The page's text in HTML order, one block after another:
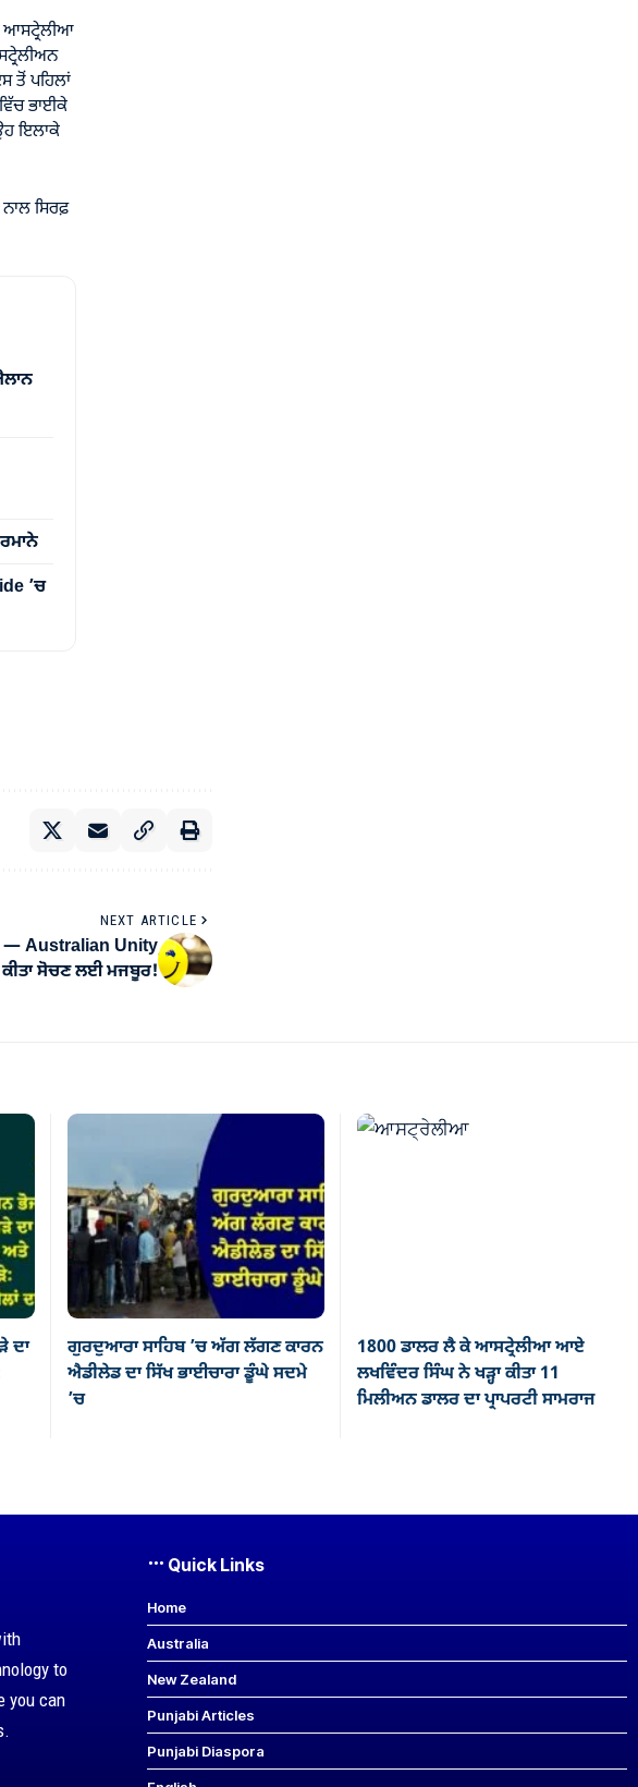
ਆਸਟ੍ਰੇਲੀਆ
ਤੋਂ ਪਹਿਲਾਂ
ਭਾਈਕੇ
ਇਲਾਕੇ
ਸਿਰਫ਼
’ਚ
NEXT ARTICLE
— Australian Unity
ਸੋਚਣ ਲਈ ਮਜਬੂਰ!
ਦਾ
ਗੁਰਦੁਆਰਾ ਸਾਹਿਬ ’ਚ ਅੱਗ ਲੱਗਣ ਕਾਰਨ
ਐਡੀਲੇਡ ਦਾ ਸਿੱਖ ਭਾਈਚਾਰਾ ਡੂੰਘੇ ਸਦਮੇ
’ਚ
1800 ਡਾਲਰ ਲੈ ਕੇ ਆਸਟ੍ਰੇਲੀਆ ਆਏ
ਲਖਵਿੰਦਰ ਸਿੰਘ ਨੇ ਖੜ੍ਹਾ ਕੀਤਾ 11
ਮਿਲੀਅਨ ਡਾਲਰ ਦਾ ਪ੍ਰਾਪਰਟੀ ਸਾਮਰਾਜ
to
you can
Quick Links
Home
Australia
New Zealand
Punjabi Articles
Punjabi Diaspora